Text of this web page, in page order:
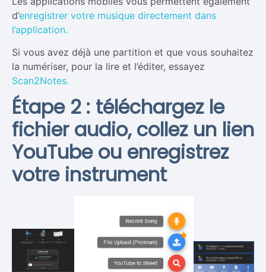
d’enregistrer votre musique directement dans
l’application.
Si vous avez déjà une partition et que vous souhaitez
la numériser, pour la lire et l’éditer, essayez
Scan2Notes.
Étape 2 : téléchargez le
fichier audio, collez un lien
YouTube ou enregistrez
votre instrument